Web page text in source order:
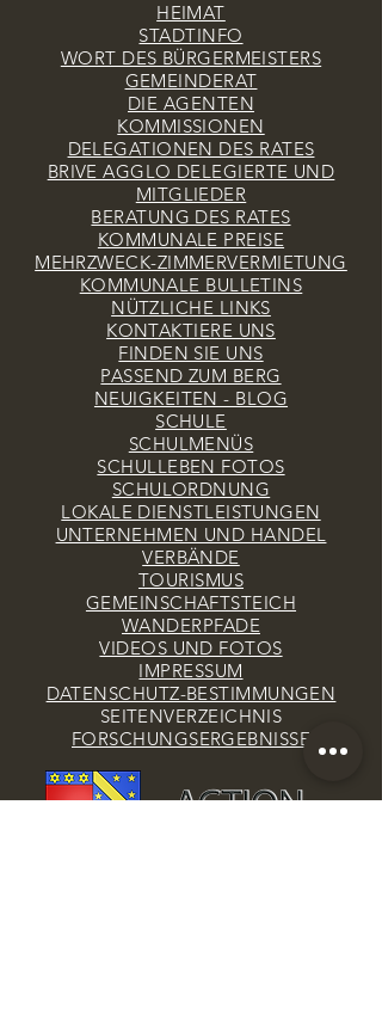
HEIMAT
STADTINFO
WORT DES BÜRGERMEISTERS
GEMEINDERAT
DIE AGENTEN
KOMMISSIONEN
DELEGATIONEN DES RATES
BRIVE AGGLO DELEGIERTE UND
MITGLIEDER
BERATUNG DES RATES
KOMMUNALE PREISE
MEHRZWECK-ZIMMERVERMIETUNG
KOMMUNALE BULLETINS
NÜTZLICHE LINKS
KONTAKTIERE UNS
FINDEN SIE UNS
PASSEND ZUM BERG
NEUIGKEITEN - BLOG
SCHULE
SCHULMENÜS
SCHULLEBEN FOTOS
SCHULORDNUNG
LOKALE DIENSTLEISTUNGEN
UNTERNEHMEN UND HANDEL
VERBÄNDE
TOURISMUS
GEMEINSCHAFTSTEICH
WANDERPFADE
VIDEOS UND FOTOS
IMPRESSUM
DATENSCHUTZ-BESTIMMUNGEN
SEITENVERZEICHNIS
FORSCHUNGSERGEBNISSE